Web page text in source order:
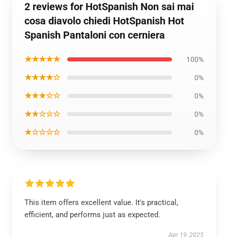
2 reviews for HotSpanish Non sai mai
cosa diavolo chiedi HotSpanish Hot
Spanish Pantaloni con cerniera
★★★★★ 100%
★★★★☆ 0%
★★★☆☆ 0%
★★☆☆☆ 0%
★☆☆☆☆ 0%
This item offers excellent value. It's practical,
efficient, and performs just as expected.
Apr 19, 2025